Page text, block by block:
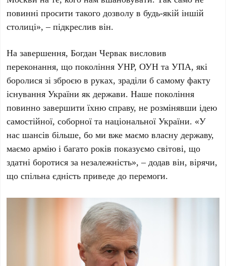
повинні просити такого дозволу в будь-якій іншій
столиці», – підкреслив він.
На завершення,Богдан Червак висловив
переконання, що покоління УНР, ОУН та УПА, які
боролися зі зброєю в руках, зраділи б самому факту
існування України як держави. Наше покоління
повинно завершити їхню справу, не розмінявши ідею
самостійної, соборної та національної України. «У
нас шансів більше, бо ми вже маємо власну державу,
маємо армію і багато років показуємо світові, що
здатні боротися за незалежність», – додав він, вірячи,
що спільна єдність приведе до перемоги.